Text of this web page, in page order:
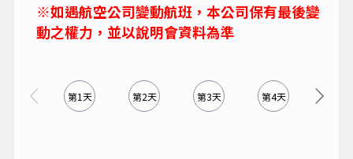
※如遇航空公司變動航班，本公司保有最後變
動之權力，並以說明會資料為準
第1天 第2天 第3天 第4天